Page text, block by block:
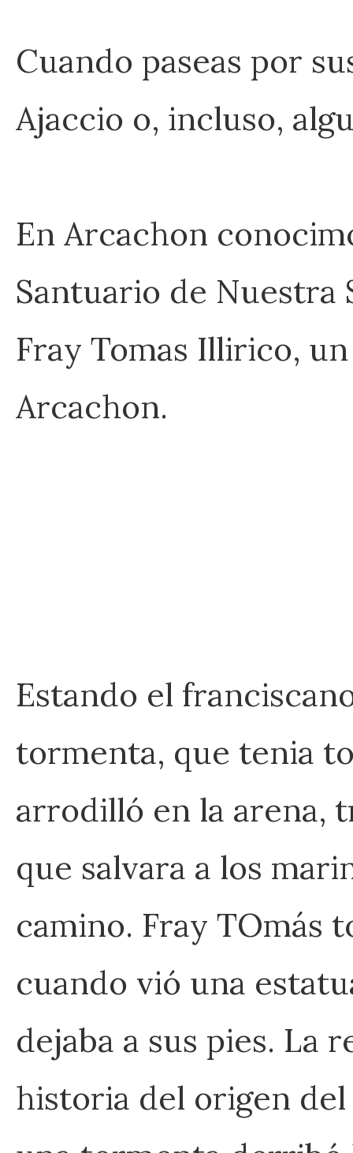
Cuando paseas por
Ajaccio o, incluso,
En Arcachon
Santuario de Nuestra
Fray Tomas Illirico,
Arcachon.
Estando el
tormenta, que tenia
arrodilló en la arena,
que salvara a los
camino. Fray TOmás
cuando vió una
dejaba a sus pies. La
historia del origen del